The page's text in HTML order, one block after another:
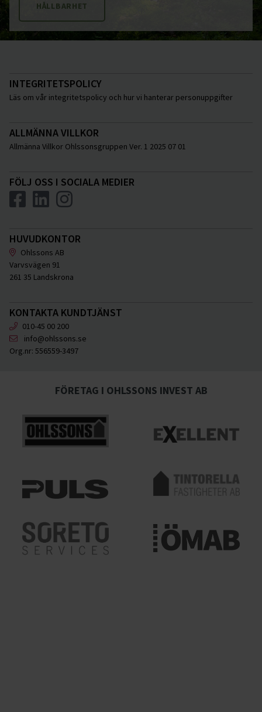
HÅLLBARHET
INTEGRITETSPOLICY
Läs om vår integritetspolicy och hur vi hanterar personuppgifter
ALLMÄNNA VILLKOR
Allmänna Villkor Ohlssonsgruppen Ver. 1 2025 07 01
FÖLJ OSS I SOCIALA MEDIER
HUVUDKONTOR
Ohlssons AB
Varvsvägen 91
261 35 Landskrona
KONTAKTA KUNDTJÄNST
010-45 00 200
info@ohlssons.se
Org.nr: 556559-3497
FÖRETAG I OHLSSONS INVEST AB